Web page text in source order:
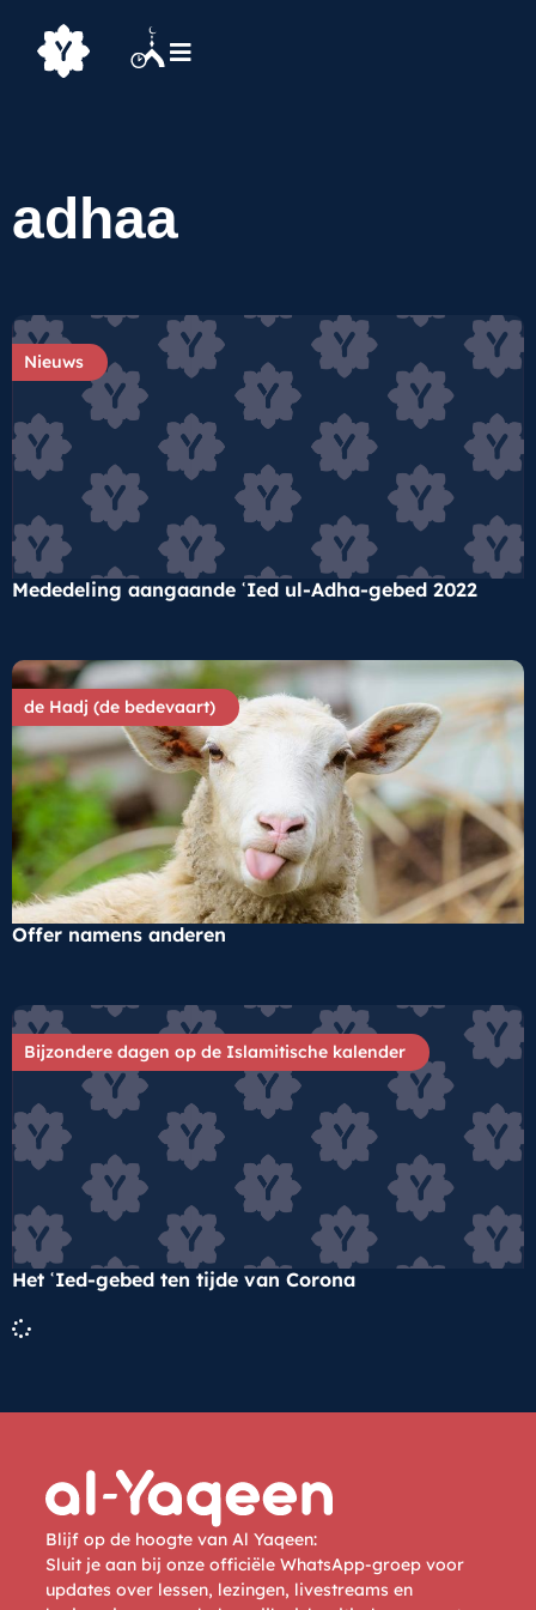
adhaa
Nieuws
Mededeling aangaande ʿIed ul-Adha-gebed 2022
de Hadj (de bedevaart)
Offer namens anderen
Bijzondere dagen op de Islamitische kalender
Het ʿIed-gebed ten tijde van Corona
Blijf op de hoogte van Al Yaqeen:
Sluit je aan bij onze officiële WhatsApp-groep voor
updates over lessen, lezingen, livestreams en